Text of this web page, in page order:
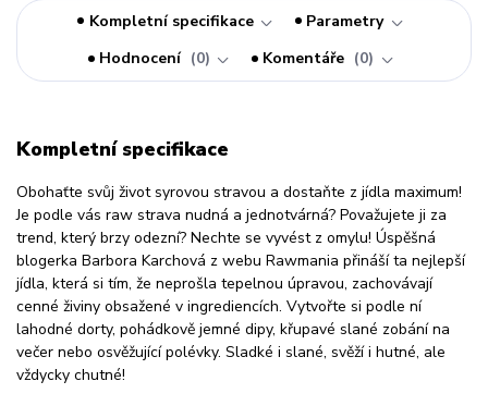
Kompletní specifikace
Parametry
Hodnocení
0 Komentáře 0
Kompletní specifikace
Obohaťte svůj život syrovou stravou a dostaňte z jídla maximum!
Je podle vás raw strava nudná a jednotvárná? Považujete ji za
trend, který brzy odezní? Nechte se vyvést z omylu! Úspěšná
blogerka Barbora Karchová z webu Rawmania přináší ta nejlepší
jídla, která si tím, že neprošla tepelnou úpravou, zachovávají
cenné živiny obsažené v ingrediencích. Vytvořte si podle ní
lahodné dorty, pohádkově jemné dipy, křupavé slané zobání na
večer nebo osvěžující polévky. Sladké i slané, svěží i hutné, ale
vždycky chutné!